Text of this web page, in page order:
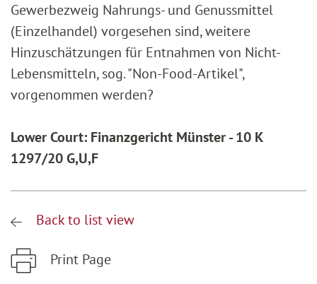
Gewerbezweig Nahrungs- und Genussmittel
(Einzelhandel) vorgesehen sind, weitere
Hinzuschätzungen für Entnahmen von Nicht-
Lebensmitteln, sog. "Non-Food-Artikel",
vorgenommen werden?
Lower Court: Finanzgericht Münster - 10 K
1297/20 G,U,F
Back to list view
Print Page